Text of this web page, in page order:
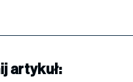
artykuł: